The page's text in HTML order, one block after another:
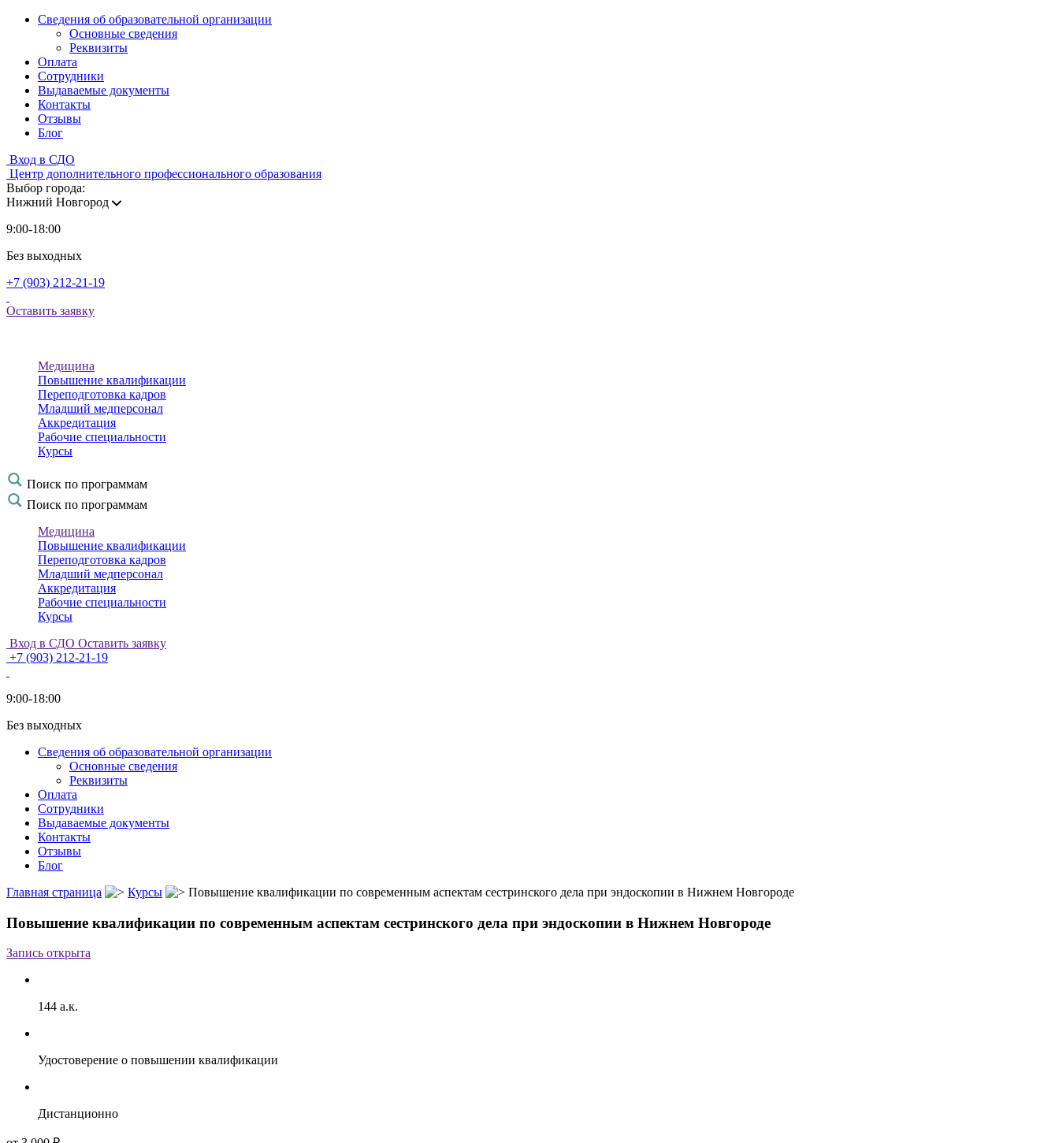
Сведения об образовательной организации
Основные сведения
Реквизиты
Оплата
Сотрудники
Выдаваемые документы
Контакты
Отзывы
Блог
Вход в СДО
Центр дополнительного профессионального образования
Выбор города:
Нижний Новгород
9:00-18:00
Без выходных
+7 (903) 212-21-19
Оставить заявку
Медицина
Повышение квалификации
Переподготовка кадров
Младший медперсонал
Аккредитация
Рабочие специальности
Курсы
Поиск по программам
Поиск по программам
Медицина
Повышение квалификации
Переподготовка кадров
Младший медперсонал
Аккредитация
Рабочие специальности
Курсы
Вход в СДО Оставить заявку
+7 (903) 212-21-19
9:00-18:00
Без выходных
Сведения об образовательной организации
Основные сведения
Реквизиты
Оплата
Сотрудники
Выдаваемые документы
Контакты
Отзывы
Блог
Главная страница
Курсы Повышение квалификации по современным аспектам сестринского дела при эндоскопии в Нижнем Новгороде
Повышение квалификации по современным аспектам сестринского дела при эндоскопии в Нижнем Новгороде
Запись открыта
144 а.к.
Удостоверение о повышении квалификации
Дистанционно